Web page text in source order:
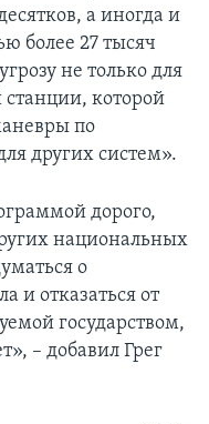
а иногда и
более 27 тысяч
не только для
которой
по
других систем».
дорого,
национальных
о
и отказаться от
государством,
– добавил Грег